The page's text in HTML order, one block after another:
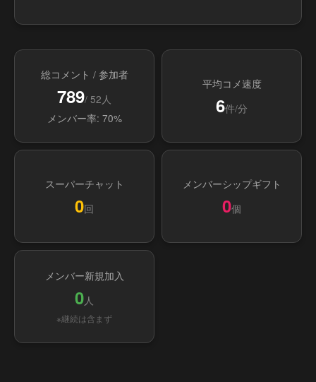
総コメント / 参加者
789/ 52人
メンバー率: 70%
平均コメ速度
6件/分
スーパーチャット
0回
メンバーシップギフト
0個
メンバー新規加入
0人
※継続は含まず